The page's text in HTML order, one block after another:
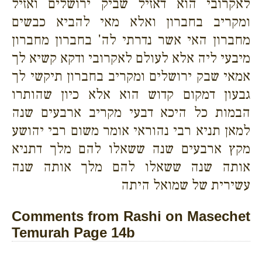
לאקרובי הוא דאזיל שביק ירושלים ואזיל
ומקריב בחברון ואלא מאי להביא כבשים
מחברון האי אשר נדרתי לה' בחברון מחברון
מיבעי ליה אלא לעולם לאקרובי ודקא קשיא לך
אמאי שבק ירושלים ומקריב בחברון תיקשי לך
גבעון דמקום קדוש הוא אלא כיון שהותרו
הבמות כל היכא דבעי מקריב ארבעים שנה
למאן תניא רבי נהוראי אומר משום רבי יהושע
מקץ ארבעים שנה ששאלו להם מלך דתניא
אותה שנה ששאלו להם מלך אותה שנה
עשירית של שמואל היתה
Comments from Rashi on Masechet
Temurah Page 14b